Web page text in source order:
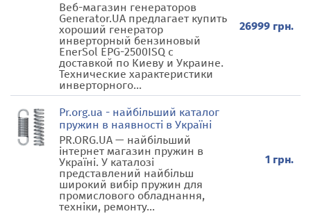
Веб-магазин генераторов
Generator.UA предлагает купить
хороший генератор
инверторный бензиновый
EnerSol EPG-2500ISQ с
доставкой по Киеву и Украине.
Технические характеристики
инверторного...
26999 грн.
Pr.org.ua - найбільший каталог
пружин в наявності в Україні
PR.ORG.UA — найбільший
інтернет магазин пружин в
Україні. У каталозі
представлений найбільш
широкий вибір пружин для
промислового обладнання,
техніки, ремонту...
1 грн.